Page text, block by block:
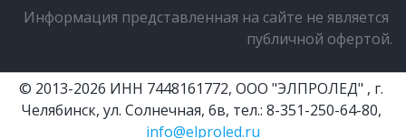
Информация представленная на сайте не является
публичной офертой.
© 2013-2026 ИНН 7448161772, ООО "ЭЛПРОЛЕД" , г.
info@elproled.ru